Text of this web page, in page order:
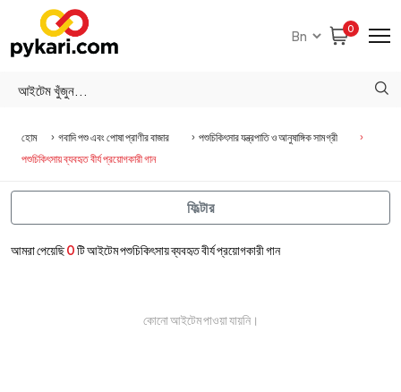
0
হোম গবাদি পশু এবং পোষা প্রাণীর বাজার
পশুচিকিৎসার যন্ত্রপাতি ও আনুষাঙ্গিক সামগ্রী
পশুচিকিৎসায় ব্যবহৃত বীর্য প্রয়োগকারী গান
আমরা পেয়েছি0টি আইটেম পশুচিকিৎসায় ব্যবহৃত বীর্য প্রয়োগকারী গান
কোনো আইটেম পাওয়া যায়নি।
ফিল্টার